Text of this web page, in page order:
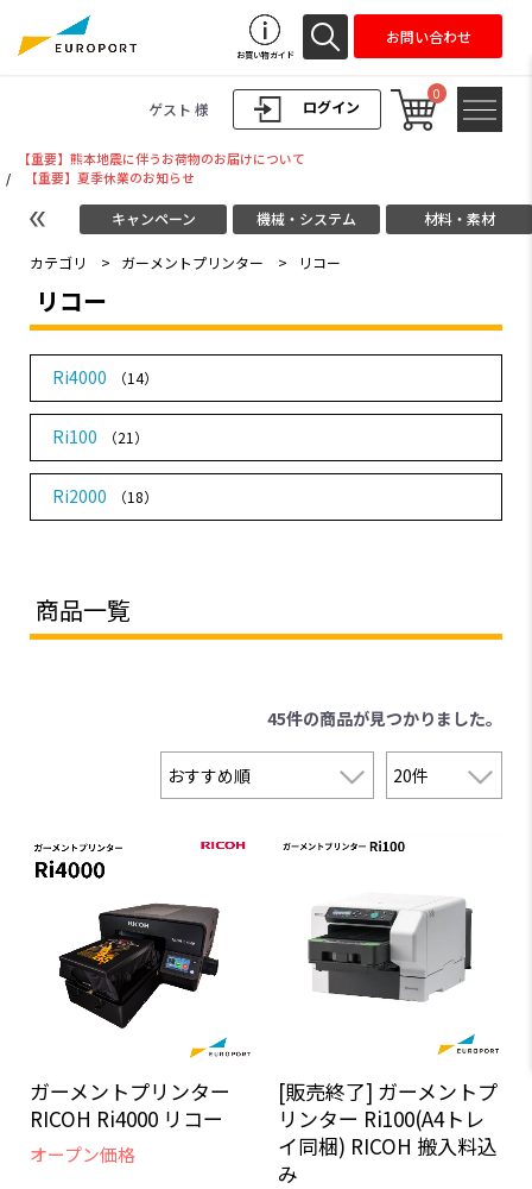
ログイン
ゲスト 様
0
お買い物ガイド
お問い合わせ
【重要】熊本地震に伴うお荷物のお届けについて
/
【重要】夏季休業のお知らせ
キャンペーン 機械・システム 材料・素材
カテゴリ > ガーメントプリンター > リコー
リコー
Ri4000 （14）
Ri100 （21）
Ri2000 （18）
商品一覧
45件の商品が見つかりました。
ガーメントプリンター
RICOH Ri4000 リコー
オープン価格
[販売終了] ガーメントプ
リンター Ri100(A4トレ
イ同梱) RICOH 搬入料込
み